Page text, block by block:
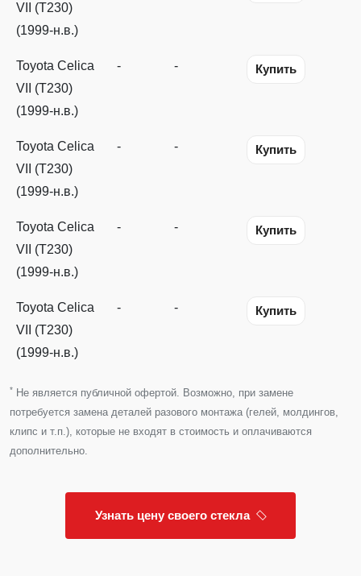
VII (T230)
(1999-н.в.)
Toyota Celica
VII (T230)
(1999-н.в.)
- - Купить
Toyota Celica
VII (T230)
(1999-н.в.)
- - Купить
Toyota Celica
VII (T230)
(1999-н.в.)
- - Купить
Toyota Celica
VII (T230)
(1999-н.в.)
- - Купить
* Не является публичной офертой. Возможно, при замене
потребуется замена деталей разового монтажа (гелей, молдингов,
клипс и т.п.), которые не входят в стоимость и оплачиваются
дополнительно.
Узнать цену своего стекла